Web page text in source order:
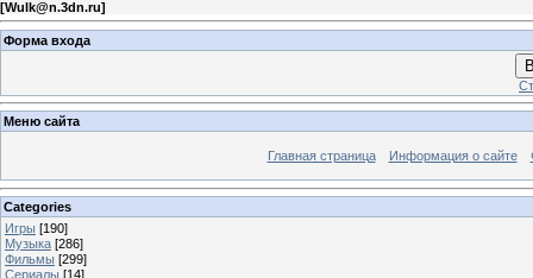
[Wulk@n.3dn.ru]
Форма входа
Меню сайта
Главная страница Информация о сайте
Categories
Игры [190]
Музыка [286]
Фильмы [299]
Сериалы [14]